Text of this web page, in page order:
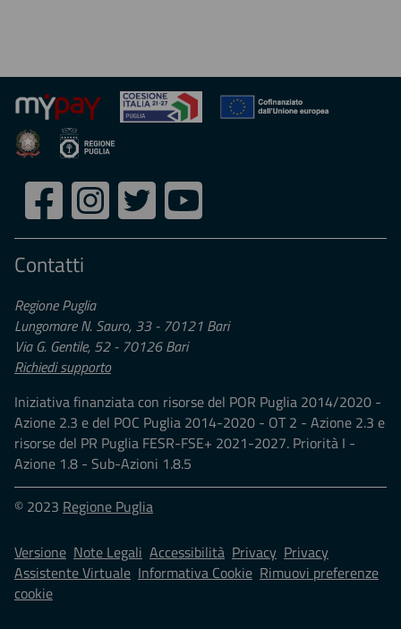
Seguici
Facebook InstagramTwitter
Contatti
Regione Puglia
Lungomare N. Sauro, 33 - 70121 Bari
Via G. Gentile, 52 - 70126 Bari
Richiedi supporto
Iniziativa finanziata con risorse del POR Puglia 2014/2020 -
Azione 2.3 e del POC Puglia 2014-2020 - OT 2 - Azione 2.3 e
risorse del PR Puglia FESR-FSE+ 2021-2027. Priorità I -
Azione 1.8 - Sub-Azioni 1.8.5
© 2023 Regione Puglia
Versione Note Legali Accessibilità Privacy Privacy
Assistente Virtuale Informativa Cookie Rimuovi preferenze
cookie